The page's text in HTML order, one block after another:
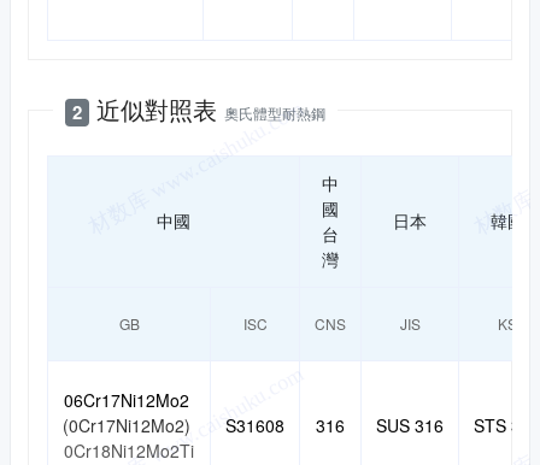
2 近似對照表 奧氏體型耐熱鋼
中國
中
國
台
灣
日本 韓國
GB ISC CNS JIS KS
06Cr17Ni12Mo2
(0Cr17Ni12Mo2)
0Cr18Ni12Mo2Ti
S31608 316 SUS 316 STS 316